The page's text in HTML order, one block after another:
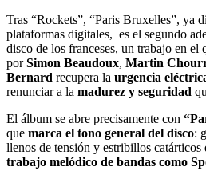
Tras “Rockets”, “Paris Bruxelles”, ya
plataformas digitales, es el segundo
disco de los franceses, un trabajo en el
porSimon Beaudoux, Martin
Bernard recupera la urgencia
renunciar a la madurez y seguridad
El álbum se abre precisamente con
que marca el tono general del disco:
llenos de tensión y estribillos catárticos
trabajo melódico de bandas como